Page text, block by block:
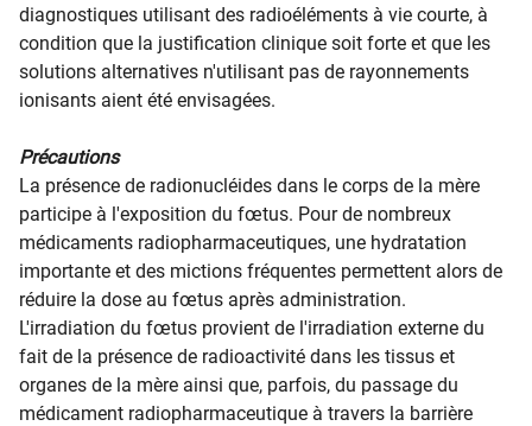
diagnostiques utilisant des radioéléments à vie courte, à
condition que la justification clinique soit forte et que les
solutions alternatives n'utilisant pas de rayonnements
ionisants aient été envisagées.
Précautions
La présence de radionucléides dans le corps de la mère
participe à l'exposition du fœtus. Pour de nombreux
médicaments radiopharmaceutiques, une hydratation
importante et des mictions fréquentes permettent alors de
réduire la dose au fœtus après administration.
L'irradiation du fœtus provient de l'irradiation externe du
fait de la présence de radioactivité dans les tissus et
organes de la mère ainsi que, parfois, du passage du
médicament radiopharmaceutique à travers la barrière